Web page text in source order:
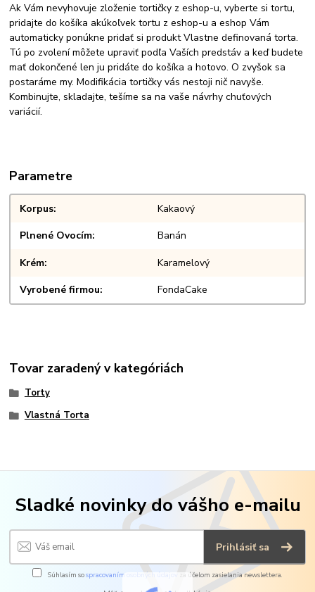
Ak Vám nevyhovuje zloženie tortičky z eshop-u, vyberte si tortu,
pridajte do košíka akúkoľvek tortu z eshop-u a eshop Vám
automaticky ponúkne pridať si produkt Vlastne definovaná torta.
Tú po zvolení môžete upraviť podľa Vaších predstáv a keď budete
mať dokončené len ju pridáte do košíka a hotovo. O zvyšok sa
postaráme my. Modifikácia tortičky vás nestoji nič navyše.
Kombinujte, skladajte, tešíme sa na vaše návrhy chuťových
variácií.
Parametre
Korpus Kakaový
Plnené Ovocím Banán
Krém Karamelový
Vyrobené firmou FondaCake
Tovar zaradený v kategóriách
Torty
Vlastná Torta
Sladké novinky do vášho e-mailu
Prihlásiť sa
Súhlasím sospracovaním osobných údajov za účelom zasielania newslettera.